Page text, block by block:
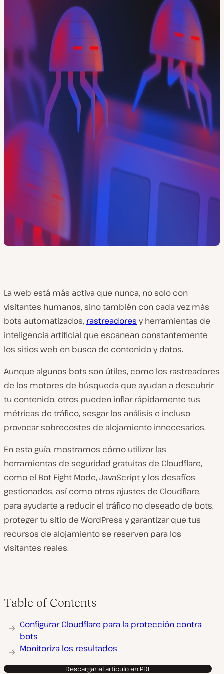
La web está más activa que nunca, no solo con
visitantes humanos, sino también con cada vez más
bots automatizados, rastreadores y herramientas de
inteligencia artificial que escanean constantemente
los sitios web en busca de contenido y datos.
Aunque algunos bots son útiles, como los rastreadores
de los motores de búsqueda que ayudan a descubrir
tu contenido, otros pueden inflar rápidamente tus
métricas de tráfico, sesgar los análisis e incluso
provocar sobrecostes de alojamiento innecesarios.
En esta guía, mostramos cómo utilizar las
herramientas de seguridad gratuitas de Cloudflare,
como el Bot Fight Mode, JavaScript y los desafíos
gestionados, así como otros ajustes de Cloudflare,
para ayudarte a reducir el tráfico no deseado de bots,
proteger tu sitio de WordPress y garantizar que tus
recursos de alojamiento se reserven para los
visitantes reales.
Table of Contents
Configurar Cloudflare para la protección contra
bots
Monitoriza los resultados
Descargar el artículo en PDF